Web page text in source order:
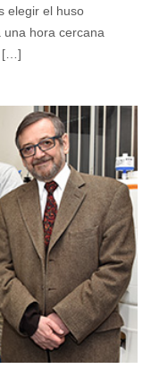
elegir el huso
una hora cercana
[…]